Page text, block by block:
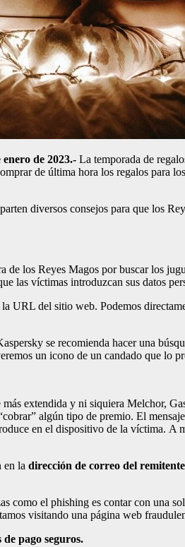
de 2023.- La temporada de
de última hora los regalos para
diversos consejos para que los
los Reyes Magos por buscar los
las víctimas introduzcan sus datos
URL del sitio web. Podemos
se recomienda hacer una
un icono de un candado que lo
extendida y ni siquiera Melchor,
algún tipo de premio. El
en el dispositivo de la víctima. A
en la dirección de correo del remitente
como el phishing es contar con una
visitando una página web
pago seguros.